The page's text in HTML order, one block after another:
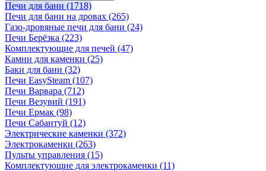
Печи для бани (1718)
Печи для бани на дровах (265)
Газо-дровяные печи для бани (24)
Печи Берёзка (223)
Комплектующие для печей (47)
Камни для каменки (25)
Баки для бани (32)
Печи EasySteam (107)
Печи Варвара (712)
Печи Везувий (191)
Печи Ермак (98)
Печи Сабантуй (12)
Электрические каменки (372)
Электрокаменки (263)
Пульты управления (15)
Комплектующие для электрокаменки (11)